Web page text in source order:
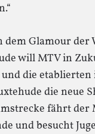
dem Glamour der
will MTV in
die
die neue
fährt
und besucht